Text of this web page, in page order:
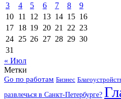
3
4 5 6 7 8
9
10 11 12 13 14 15 16
17 18 19 20 21 22 23
24 25 26 27 28 29 30
31
« Июл
Метки
Go по работам Бизнес
развлечься в Санкт-Петербурге?